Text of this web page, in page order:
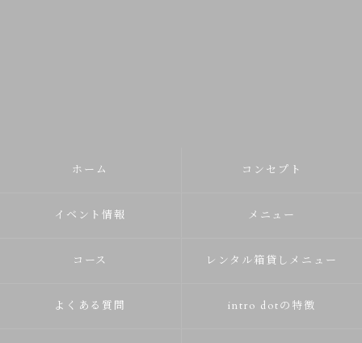
ホーム コンセプト
イベント情報 メニュー
コース レンタル箱貸しメニュー
よくある質問 intro dotの特徴